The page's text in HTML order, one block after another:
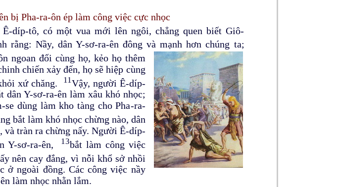
bị Pha-ra-ôn ép làm công việc cực nhọc
díp-tô, có một vua mới lên ngôi, chẳng quen biết Giô-
rằng: Nầy, dân Y-sơ-ra-ên đông và mạnh hơn chúng ta;
ngoan đối cùng họ, kẻo họ thêm
chiến xảy đến, họ sẽ hiệp cùng
xứ chăng.
11Vậy, người Ê-díp-
dân Y-sơ-ra-ên làm xâu khó nhọc;
dùng làm kho tàng cho Pha-ra-
bắt làm khó nhọc chừng nào, dân
và tràn ra chừng nấy. Người Ê-díp-
Y-sơ-ra-ên,
13bắt làm công việc
nên cay đắng, vì nỗi khổ sở nhồi
ở ngoài đồng. Các công việc nầy
làm nhọc nhằn lắm.